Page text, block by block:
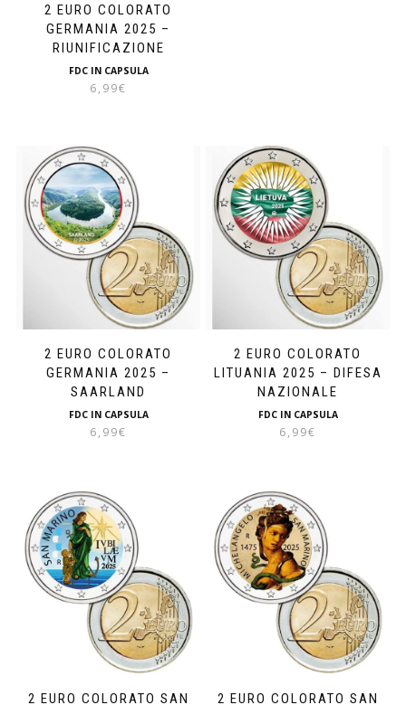
2 EURO COLORATO
GERMANIA 2025 –
RIUNIFICAZIONE
FDC IN CAPSULA
6,99€
2 EURO COLORATO
GERMANIA 2025 –
SAARLAND
FDC IN CAPSULA
6,99€
2 EURO COLORATO
LITUANIA 2025 – DIFESA
NAZIONALE
FDC IN CAPSULA
6,99€
2 EURO COLORATO SAN 2 EURO COLORATO SAN